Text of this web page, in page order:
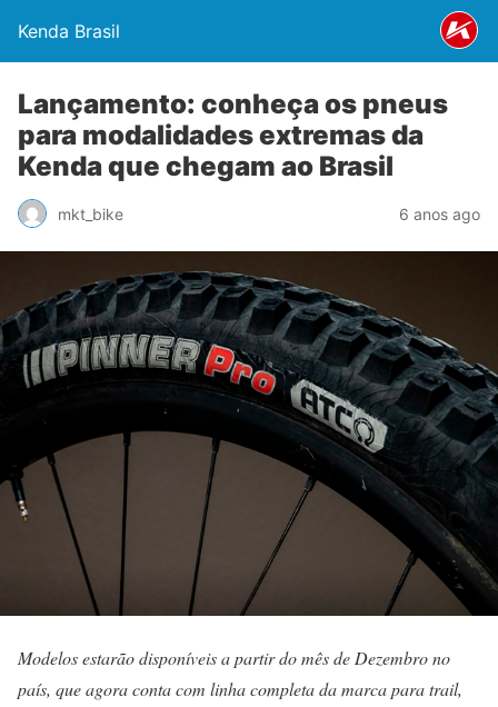
Kenda Brasil
Lançamento: conheça os pneus
para modalidades extremas da
Kenda que chegam ao Brasil
mkt_bike 6 anos ago
Modelos estarão disponíveis a partir do mês de Dezembro no
país, que agora conta com linha completa da marca para trail,